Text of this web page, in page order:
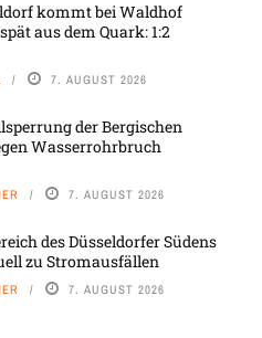
kommt bei Waldhof
aus dem Quark: 1:2
7. AUGUST 2026
der Bergischen
Wasserrohrbruch
7. AUGUST 2026
des Düsseldorfer Südens
zu Stromausfällen
7. AUGUST 2026